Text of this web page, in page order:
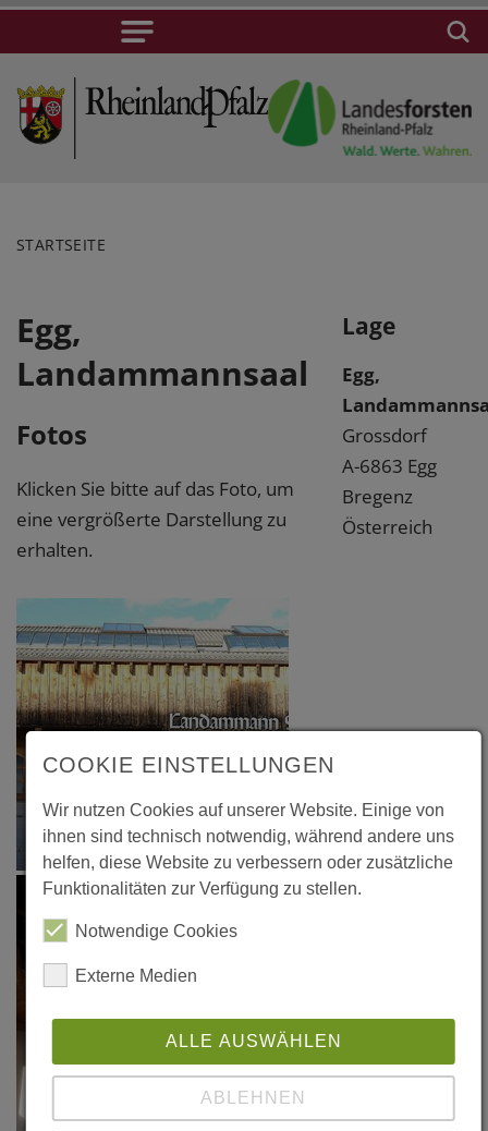
STARTSEITE
Egg,
Landammannsaal
Fotos
Klicken Sie bitte auf das Foto, um
eine vergrößerte Darstellung zu
erhalten.
Lage
Egg,
Grossdorf
A-6863 Egg
Bregenz
Österreich
COOKIE EINSTELLUNGEN
Wir nutzen Cookies auf unserer Website. Einige von
ihnen sind technisch notwendig, während andere uns
helfen, diese Website zu verbessern oder zusätzliche
Funktionalitäten zur Verfügung zu stellen.
Notwendige Cookies
Externe Medien
ALLE AUSWÄHLEN
ABLEHNEN